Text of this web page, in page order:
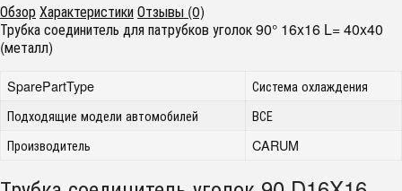
ОбзорХарактеристикиОтзывы (0)
Трубка соединитель для патрубков уголок 90° 16x16 L= 40x40
(металл)
SparePartType
Система охлаждения
Подходящие модели автомобилей
ВСЕ
Производитель
CARUM